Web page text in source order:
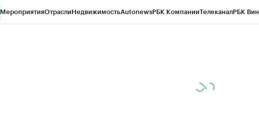
МероприятияОтраслиНедвижимостьAutonewsРБК КомпанииТелеканалРБК